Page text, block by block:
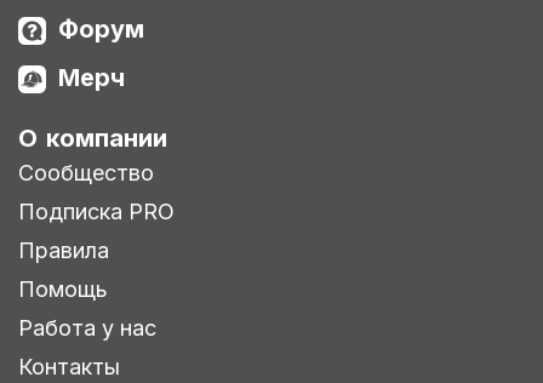
Форум
Мерч
О компании
Сообщество
Подписка PRO
Правила
Помощь
Работа у нас
Контакты